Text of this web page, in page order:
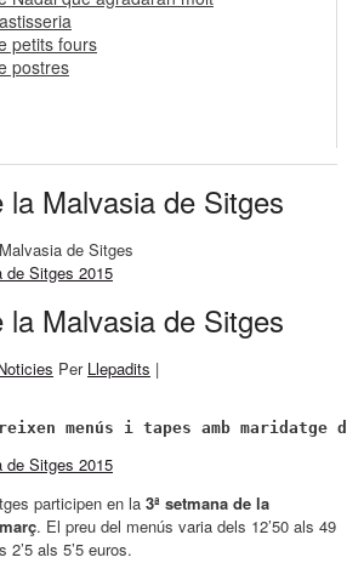
petits fours
postres
la Malvasia de Sitges
de Sitges
la Malvasia de Sitges
Per Llepadits |
menús i tapes amb
participen en la 3ª setmana de la
. El preu del menús varia dels 12’50 als 49
als 5’5 euros.